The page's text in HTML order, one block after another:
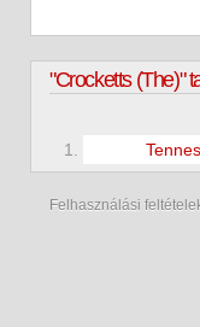
"Crocketts (The)"
1.
Felhasználási